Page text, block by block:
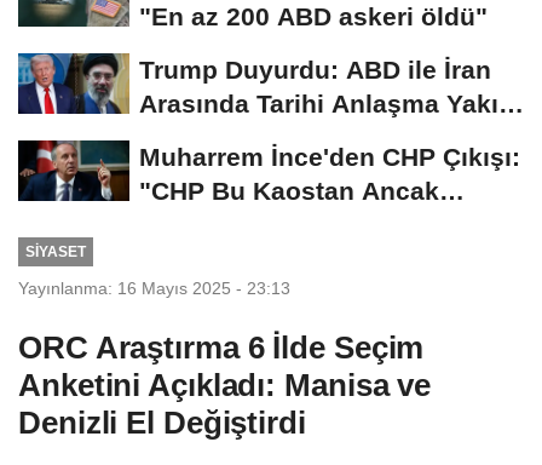
"En az 200 ABD askeri öldü"
Trump Duyurdu: ABD ile İran
Arasında Tarihi Anlaşma Yakın!
Muharrem İnce'den CHP Çıkışı:
"CHP Bu Kaostan Ancak
SIYASET
Yayınlanma: 16 Mayıs 2025 - 23:13
ORC Araştırma 6 İlde Seçim
Anketini Açıkladı: Manisa ve
Denizli El Değiştirdi